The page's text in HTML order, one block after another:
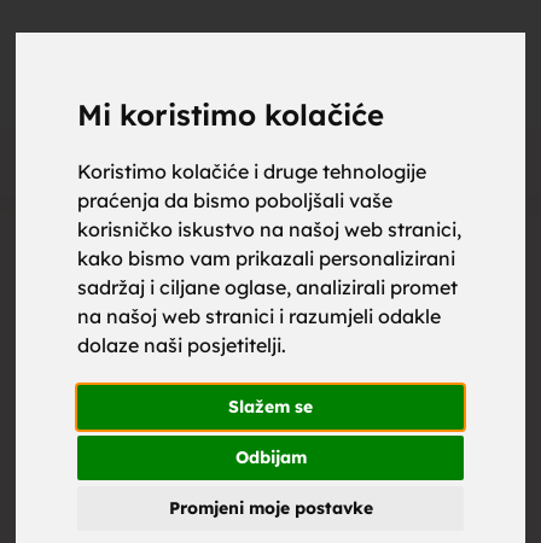
Mi koristimo kolačiće
Koristimo kolačiće i druge tehnologije
praćenja da bismo poboljšali vaše
korisničko iskustvo na našoj web stranici,
kako bismo vam prikazali personalizirani
sadržaj i ciljane oglase, analizirali promet
na našoj web stranici i razumjeli odakle
dolaze naši posjetitelji.
Slažem se
Odbijam
Promjeni moje postavke
Oglas
upoznaj
za brak,
zene za